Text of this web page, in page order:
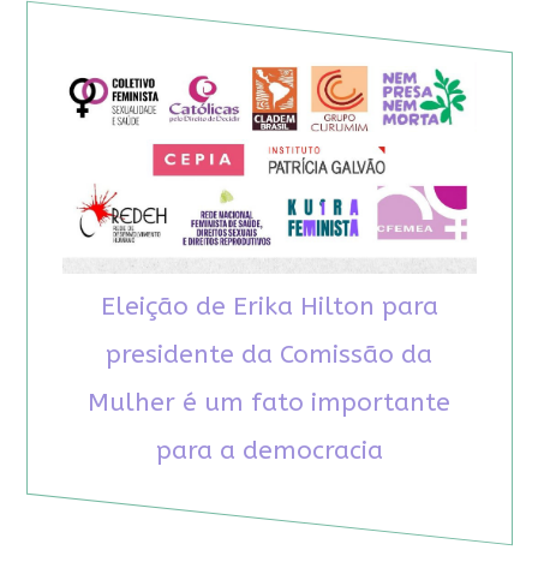
Eleição de Erika Hilton para
presidente da Comissão da
Mulher é um fato importante
para a democracia